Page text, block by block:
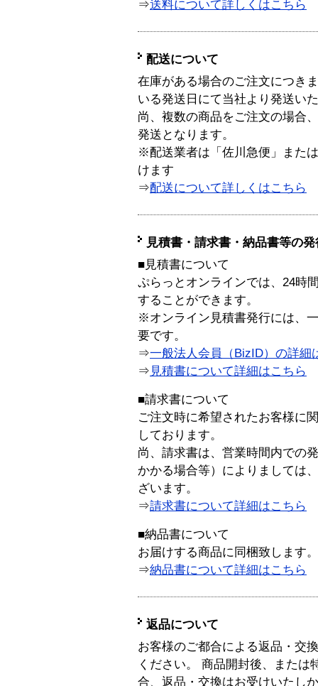
⇒送料について詳しくはこちら
配送について
在庫がある場合のご注文につき
いる発送日にて当社より発送い
尚、複数の商品をご注文の場合
発送となります。
※配送業者は「佐川急便」また
けます
⇒配送について詳しくはこちら
見積書・請求書・納品書等の
■見積書について
ぷらっとオンラインでは、24時
することができます。
※オンライン見積書発行には、
要です。
⇒一般法人会員（BizID）の詳細
⇒ 見積書について詳細はこちら
■請求書について
ご注文時に希望されたお客様に
しております。
尚、請求書は、営業時間内での
かかる場合等）によりましては
ざいます。
⇒請求書について詳細はこちら
■納品書について
お届けする商品に同梱致します。
⇒納品書について詳細はこちら
返品について
お客様のご都合による返品・交
ください。 商品開封後、または
合、返品・交換はお受けいたし